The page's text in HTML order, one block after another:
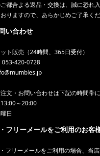
都合よる返品・交換は、誠に恐れ
りますので、あらかじめご了承くだ
い合わせ
ト販売（24時間、365日受付）
053-420-0728
文・お問い合わせは下記の時間帯
13:00～20:00
日
フリーメールをご利用のお客
フリーメールをご利用の場合、当